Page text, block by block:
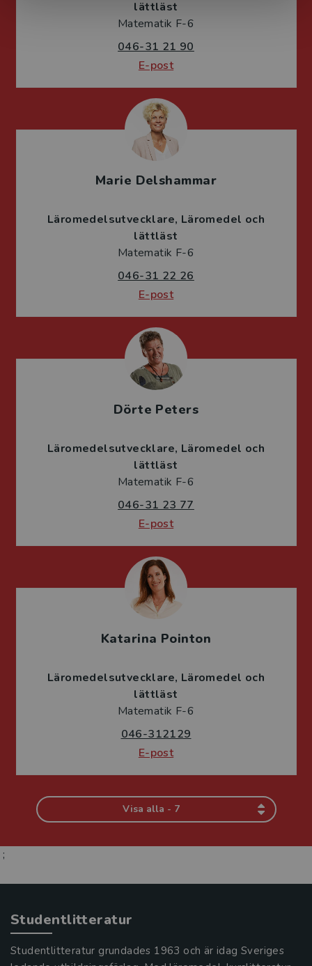
lättläst
Matematik F-6
046-31 21 90
E-post
Marie Delshammar
Läromedelsutvecklare Läromedel och
lättläst
Matematik F-6
046-31 22 26
E-post
Dörte Peters
Läromedelsutvecklare Läromedel och
lättläst
Matematik F-6
046-31 23 77
E-post
Katarina Pointon
Läromedelsutvecklare Läromedel och
lättläst
Matematik F-6
046-312129
E-post
Visa alla - 7
;
Studentlitteratur
Studentlitteratur grundades 1963 och är idag Sveriges